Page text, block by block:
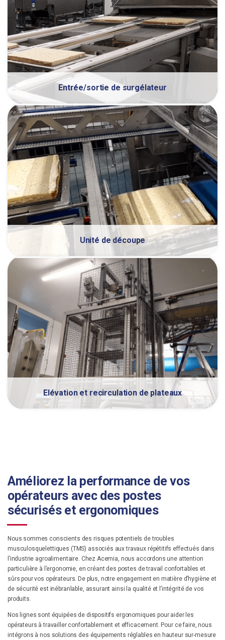
Entrée/sortie de surgélateur
Unité de découpe
Elévation et recirculation de plateaux
Améliorez la performance de vos
opérateurs avec des postes
sécurisés et ergonomiques
Nous sommes conscients des risques potentiels de troubles
musculosquelettiques (TMS) associés aux travaux répétitifs effectués dans
l’industrie agroalimentaire. Chez Acemia, nous accordons une attention
particulière à l’ergonomie, en créant des postes de travail confortables et
sûrs pour vos opérateurs. De plus, notre engagement en matière d’hygiène et
de sécurité est inébranlable, assurant ainsi la qualité et l’intégrité de vos
produits.
Nos lignes sont équipées de dispositifs ergonomiques pour aider les
opérateurs à travailler confortablement et efficacement. Pour ce faire, nous
intégrons à nos solutions des équipements réglables en hauteur sur-mesure